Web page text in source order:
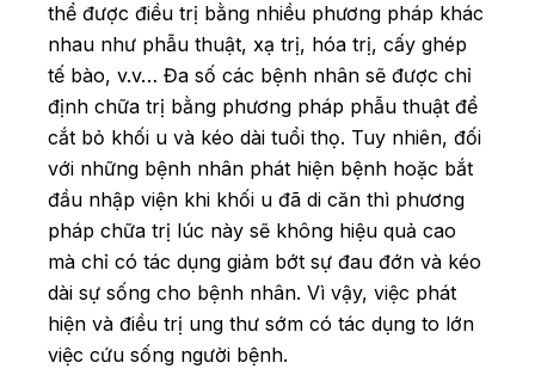
thể được điều trị bằng nhiều phương pháp khác
nhau như phẫu thuật, xạ trị, hóa trị, cấy ghép
tế bào, v.v… Đa số các bệnh nhân sẽ được chỉ
định chữa trị bằng phương pháp phẫu thuật để
cắt bỏ khối u và kéo dài tuổi thọ. Tuy nhiên, đối
với những bệnh nhân phát hiện bệnh hoặc bắt
đầu nhập viện khi khối u đã di căn thì phương
pháp chữa trị lúc này sẽ không hiệu quả cao
mà chỉ có tác dụng giảm bớt sự đau đớn và kéo
dài sự sống cho bệnh nhân. Vì vậy, việc phát
hiện và điều trị ung thư sớm có tác dụng to lớn
việc cứu sống người bệnh.